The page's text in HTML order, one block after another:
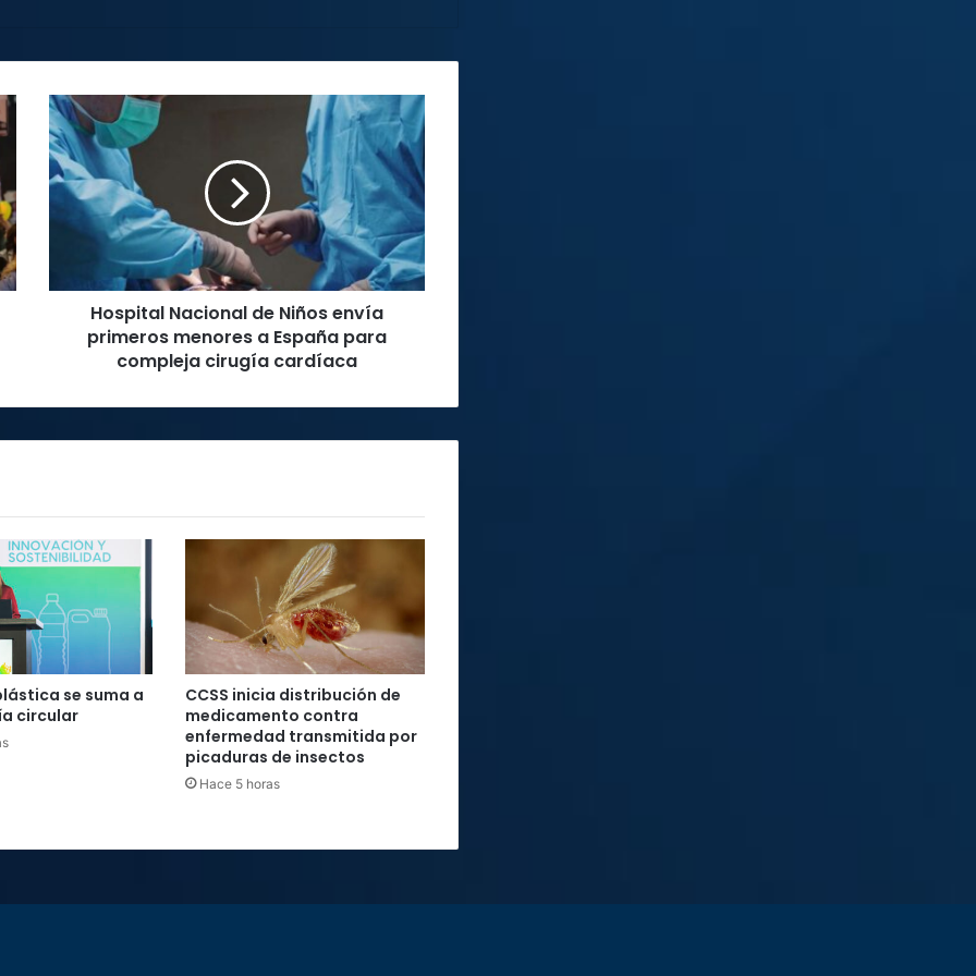
Hospital
Nacional
de
Niños
envía
primeros
España
compleja
Hospital Nacional de Niños envía
primeros menores a España para
compleja cirugía cardíaca
se suma a
circular
CCSS inicia distribución de
medicamento contra
enfermedad transmitida por
picaduras de insectos
Hace 5 horas